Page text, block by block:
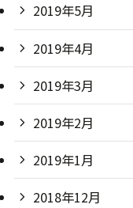
2019年5月
2019年4月
2019年3月
2019年2月
2019年1月
2018年12月